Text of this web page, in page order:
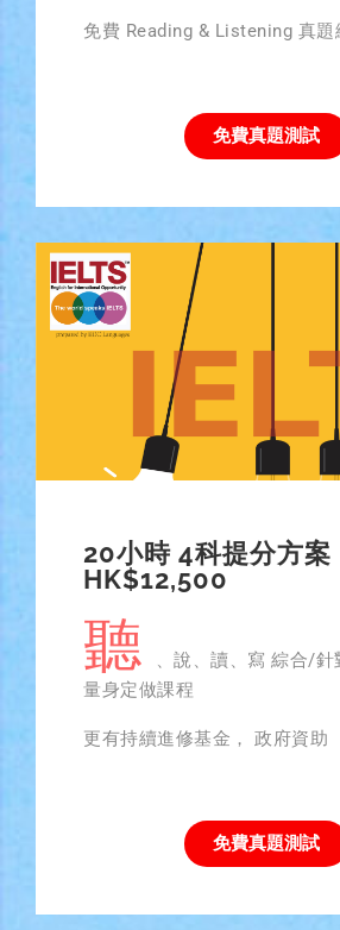
免費 Reading & Listening 真題
免費真題測試
20小時 4科提分方案
HK$12,500
聽
、說、讀、寫 綜合/針
量身定做課程
更有持續進修基金， 政府資助
免費真題測試